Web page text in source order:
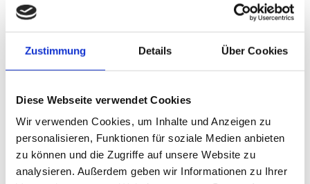
Zustimmung Details Über Cookies
Diese Webseite verwendet Cookies
Wir verwenden Cookies, um Inhalte und Anzeigen zu
personalisieren, Funktionen für soziale Medien anbieten
zu können und die Zugriffe auf unsere Website zu
analysieren. Außerdem geben wir Informationen zu Ihrer
Mamma - und interventionelle
Radiologie
Bitte vereinbaren Sie einen Termin.
E-Mail: Radiologie@klinikum-nuernberg.de
Telefon: +49 (0) 911 398 2540